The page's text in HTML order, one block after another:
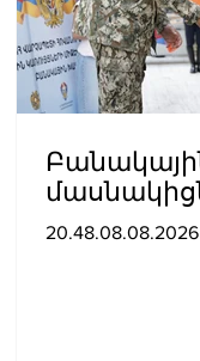
ստեղծում
20.48.08.08.2026